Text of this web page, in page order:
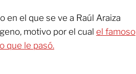
en el que se ve a Raúl Araiza
motivo por el cual el famoso
que le pasó.